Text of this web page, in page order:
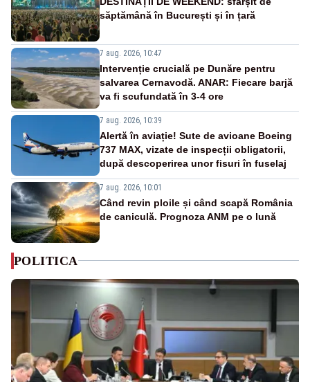
săptămână în București și în țară
7 aug. 2026, 10:47
Intervenție crucială pe Dunăre pentru
salvarea Cernavodă. ANAR: Fiecare barjă
va fi scufundată în 3-4 ore
7 aug. 2026, 10:39
Alertă în aviație! Sute de avioane Boeing
737 MAX, vizate de inspecții obligatorii,
după descoperirea unor fisuri în fuselaj
7 aug. 2026, 10:01
Când revin ploile și când scapă România
de caniculă. Prognoza ANM pe o lună
POLITICA